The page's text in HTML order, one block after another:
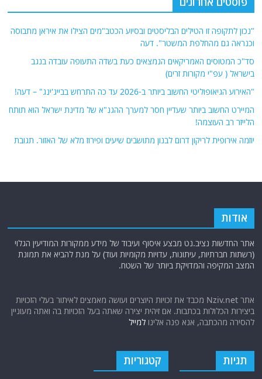
"נכון לתקופה זו הטילים הבליסטים ובסיוע הכטב"מים הצילו את איראן מתבוסה
וכנראה גם מהחלפת המשטר". דעה
סד"כ המטוסים האמריקאים הנמצאים כעת בשדה התעופה עובדה בנגב
בישראל ( עפ"י מקורות זרים)
"האירוע הגיאופוליטי החשוב ביותר ב-2026 עד כה התרחש בבייג'ינג" – דעה!
המיירט החשוב ביותר שעדיין חסר למערך ההגנ"א של מדינת ישראל הוא תותח
הלייזר רב העוצמה!
יוזמה אירופית לריקון דרום לבנון מתושבים שיעים ופירוז מלא של האזור. תגובת
אודות
אתר החדשות נציב.נט מבצע איסוף ועיבוד של מידע ממקורות המודיעין הגלוי
(רשתות חברתיות, עיתונות, עדויות מקומיות ועוד) על מנת להביא את תמונת
המצב המקיפה והמדויקת ביותר של השטח.
אתר Nziv.net מכבד את זכויות היוצרים ועושה מאמצים לאיתור בעלי הזכויות
ביצירות הכלולות בכתבות. אם זיהית יצירה שאתה בעל הזכויות בה ואתה מעוניין
להסירה מהכתבה, אנא פנה אלינולמייל
תגיות קטגוריות